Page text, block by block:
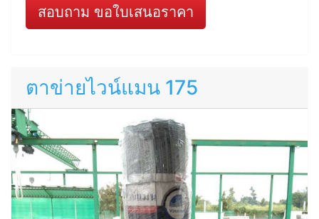
สอบถาม ขอใบเสนอราคา
ตาข่ายไวน์แมน 175